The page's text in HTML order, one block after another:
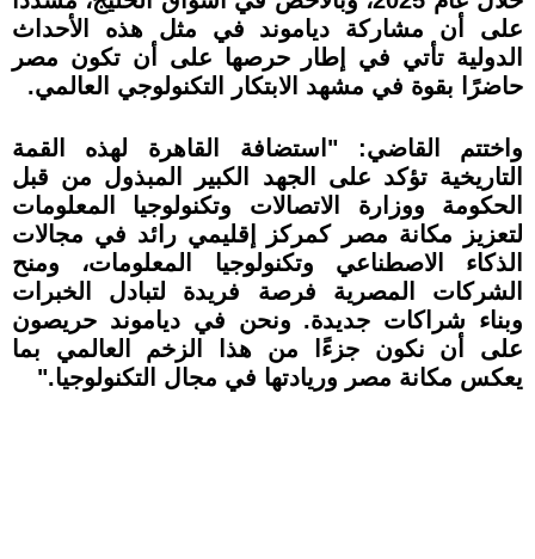
على أن مشاركة دياموند في مثل هذه الأحداث
الدولية تأتي في إطار حرصها على أن تكون مصر
حاضرًا بقوة في مشهد الابتكار التكنولوجي العالمي.
واختتم القاضي: "استضافة القاهرة لهذه القمة
التاريخية تؤكد على الجهد الكبير المبذول من قبل
الحكومة ووزارة الاتصالات وتكنولوجيا المعلومات
لتعزيز مكانة مصر كمركز إقليمي رائد في مجالات
الذكاء الاصطناعي وتكنولوجيا المعلومات، ومنح
الشركات المصرية فرصة فريدة لتبادل الخبرات
وبناء شراكات جديدة. ونحن في دياموند حريصون
على أن نكون جزءًا من هذا الزخم العالمي بما
يعكس مكانة مصر وريادتها في مجال التكنولوجيا."